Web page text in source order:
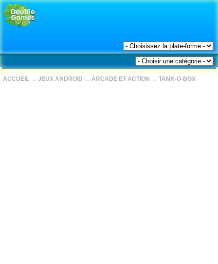
ACCUEIL → JEUX ANDROID → ARCADE ET ACTION → TANK-O-BOX